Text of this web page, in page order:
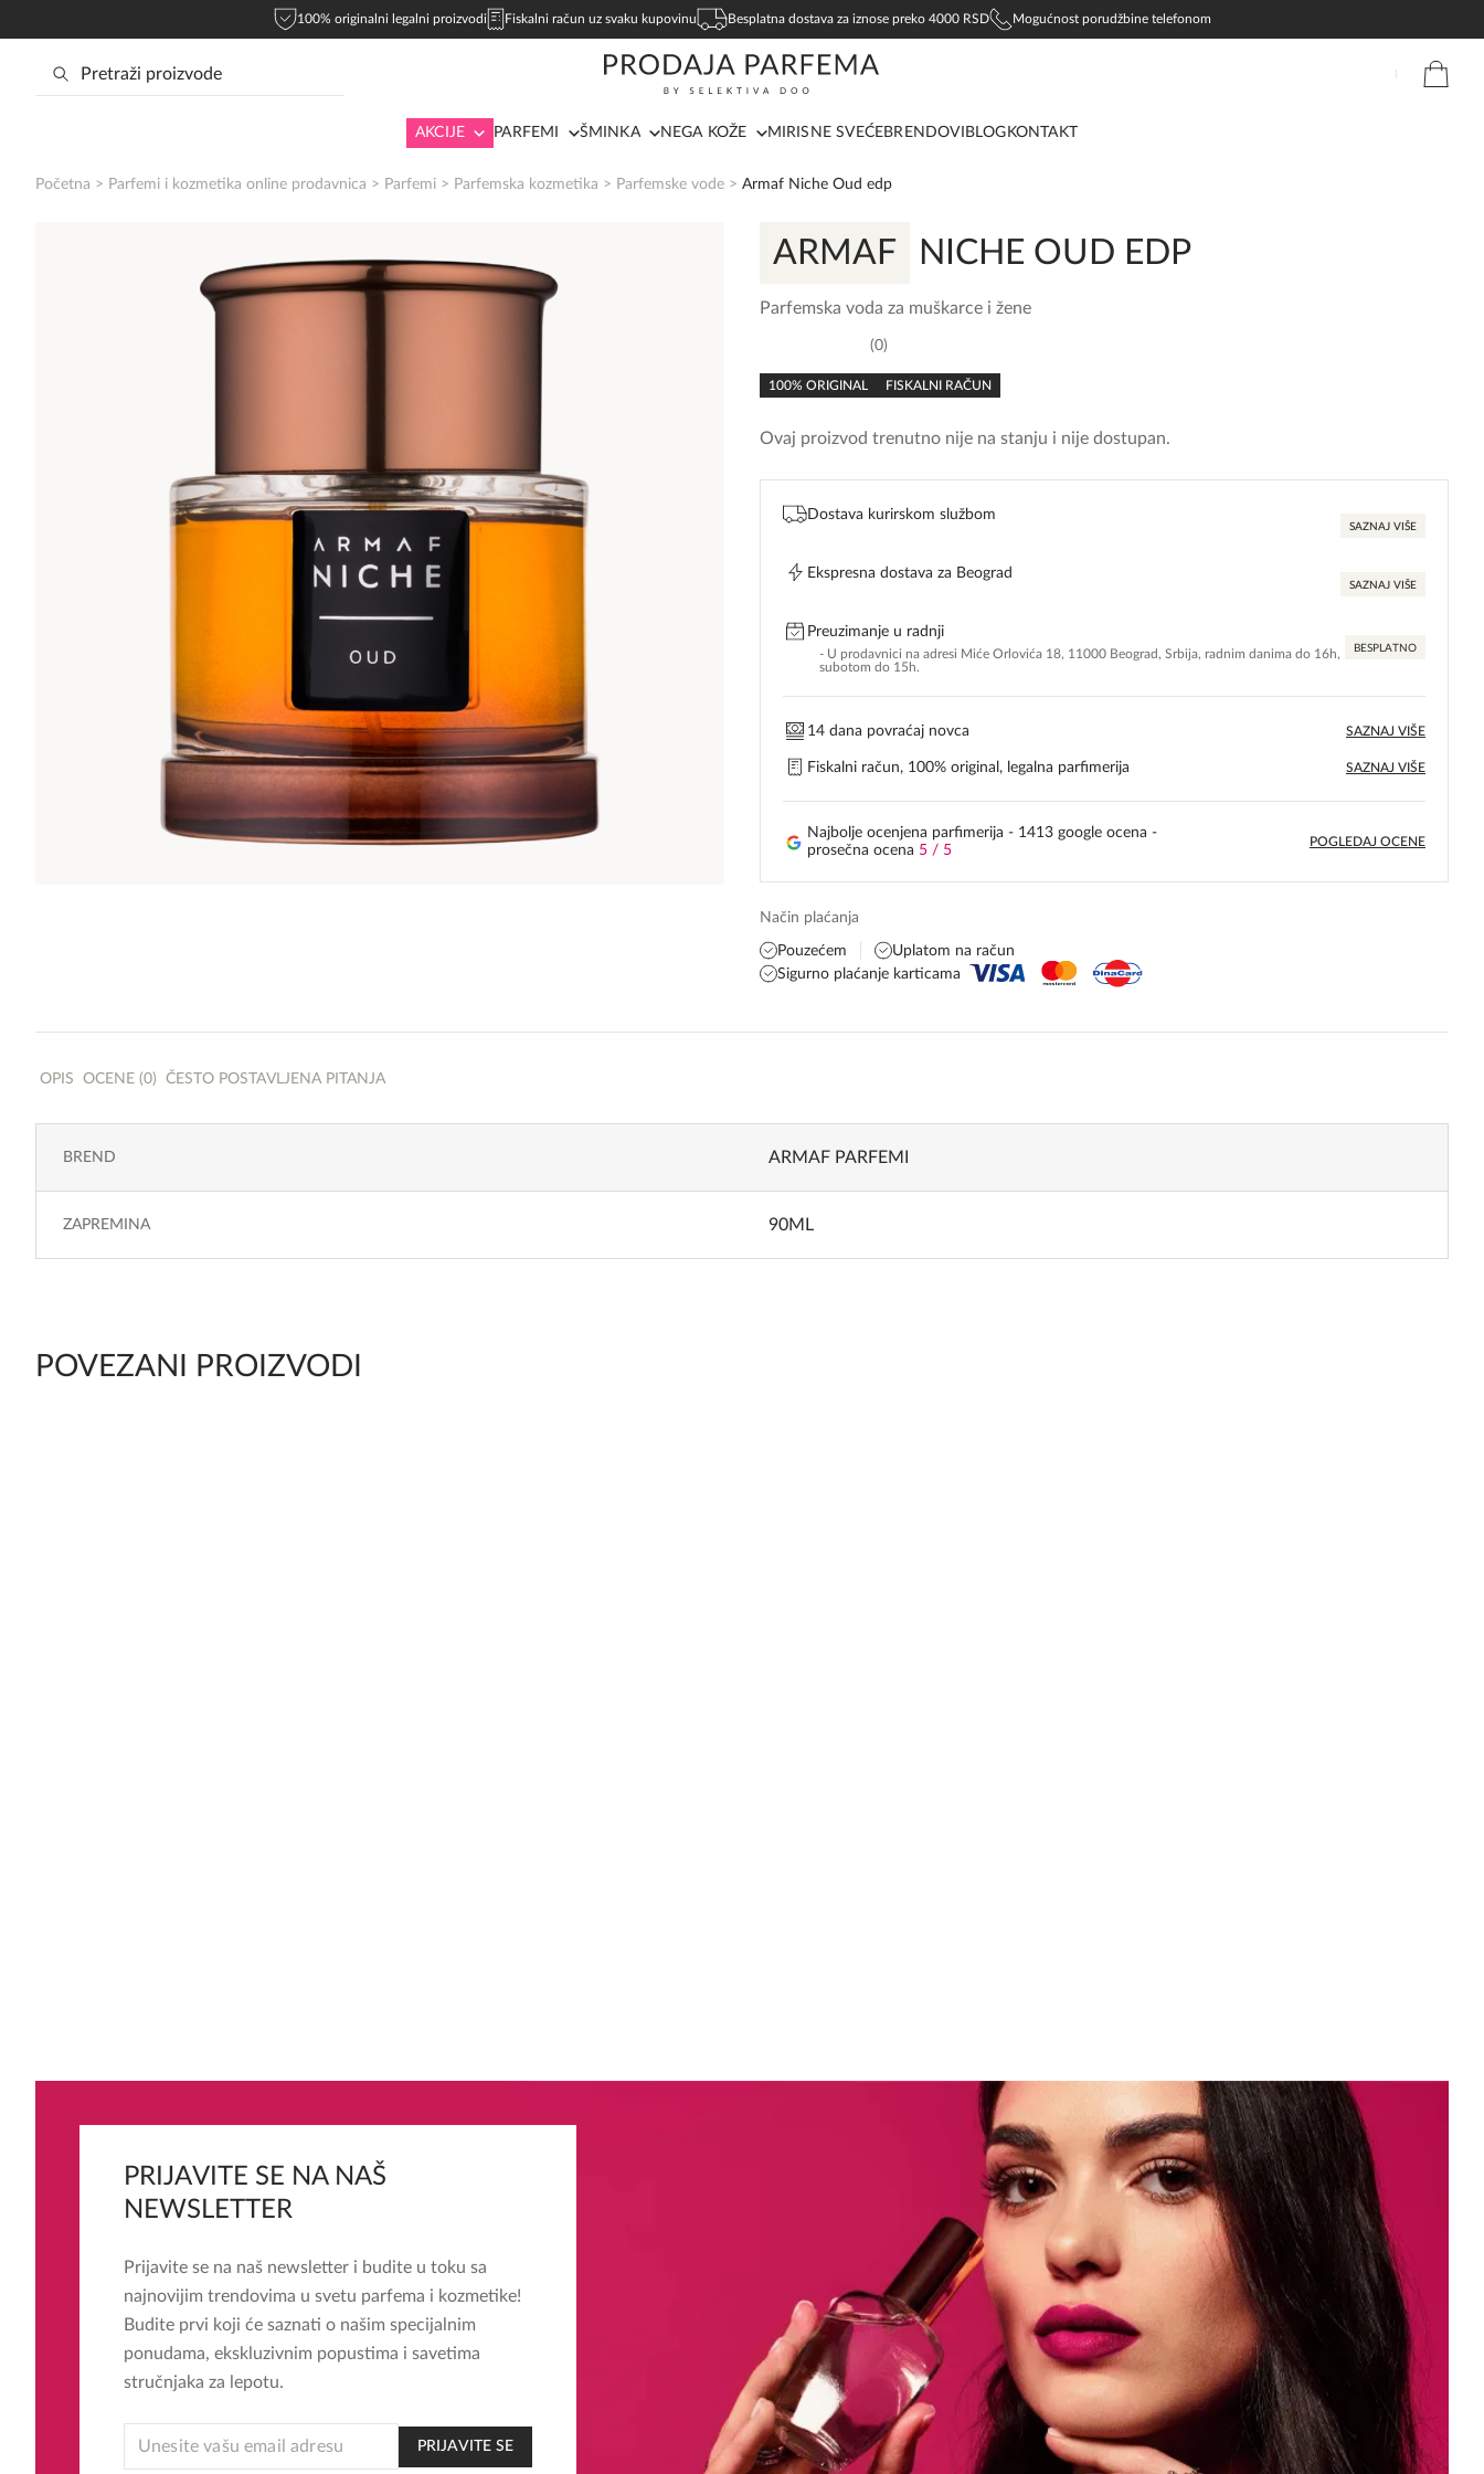
100% originalni legalni proizvodi Fiskalni račun uz svaku kupovinu Besplatna dostava za iznose preko 4000 RSD Mogućnost porudžbine telefonom
AKCIJE PARFEMI ŠMINKA NEGA KOŽE MIRISNE SVEĆEBRENDOVI BLOG KONTAKT
Početna > Parfemi i kozmetika online prodavnica > Parfemi > Parfemska kozmetika > Parfemske vode > Armaf Niche Oud edp
ARMAF NICHE OUD EDP
rating
0
100% ORIGINAL FISKALNI RAČUN
Parfemska voda za muškarce i žene
Ovaj proizvod trenutno nije na stanju i nije dostupan.
Dostava kurirskom službom
SAZNAJ VIŠE
Ekspresna dostava za Beograd
SAZNAJ VIŠE
Preuzimanje u radnji
- U prodavnici na adresi Miće Orlovića 18, 11000 Beograd, Srbija, radnim danima do 16h,
subotom do 15h.
BESPLATNO
14 dana povraćaj novca SAZNAJ VIŠE
Fiskalni račun, 100% original, legalna parfimerija SAZNAJ VIŠE
Najbolje ocenjena parfimerija - 1413 google ocena -
prosečna ocena 5 / 5
POGLEDAJ OCENE
Način plaćanja
Pouzećem
Uplatom na račun
Sigurno plaćanje karticama
OPIS OCENE (0) ČESTO POSTAVLJENA PITANJA
BREND ARMAF PARFEMI
ZAPREMINA 90ML
POVEZANI PROIZVODI
PRIJAVITE SE NA NAŠ
NEWSLETTER
Prijavite se na naš newsletter i budite u toku sa
najnovijim trendovima u svetu parfema i kozmetike!
Budite prvi koji će saznati o našim specijalnim
ponudama, ekskluzivnim popustima i savetima
stručnjaka za lepotu.
EMAIL
PRIJAVITE SE